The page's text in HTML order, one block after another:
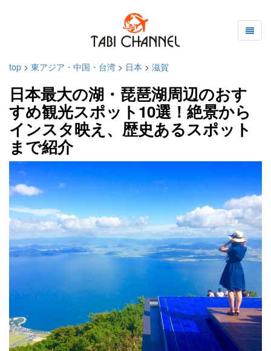
top > 東アジア・中国・台湾 > 日本 > 滋賀
日本最大の湖・琵琶湖周辺のおす
すめ観光スポット10選！絶景から
インスタ映え、歴史あるスポット
まで紹介